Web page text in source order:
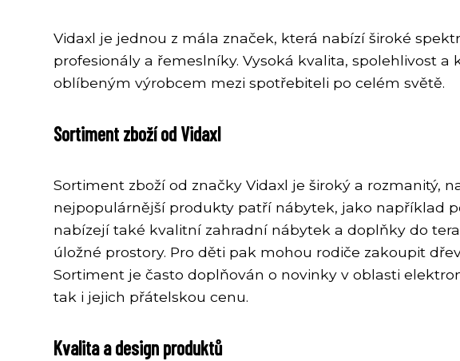
Vidaxl je jednou z mála značek, která nabízí široké
profesionály a řemeslníky. Vysoká kvalita, spolehlivost
oblíbeným výrobcem mezi spotřebiteli po celém světě.
Sortiment zboží od Vidaxl
Sortiment zboží od značky Vidaxl je široký a rozmanitý,
nejpopulárnější produkty patří nábytek, jako například
nabízejí také kvalitní zahradní nábytek a doplňky do
úložné prostory. Pro děti pak mohou rodiče zakoupit
Sortiment je často doplňován o novinky v oblasti
tak i jejich přátelskou cenu.
Kvalita a design produktů